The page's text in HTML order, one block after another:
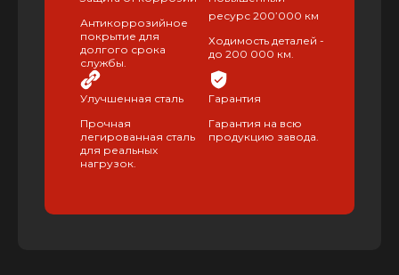
Антикоррозийное
покрытие для
долгого срока
службы.
ресурс 200’000 км
Ходимость деталей -
до 200 000 км.
Улучшенная сталь
Прочная
легированная сталь
для реальных
нагрузок.
Гарантия
Гарантия на всю
продукцию завода.